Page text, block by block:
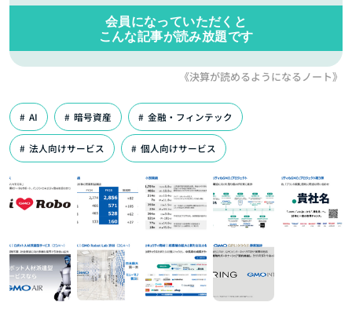
会員になっていただくと
こんな記事が読み放題です
《決算が読めるようになるノート》
AI 暗号資産 金融・フィンテック
法人向けサービス 個人向けサービス